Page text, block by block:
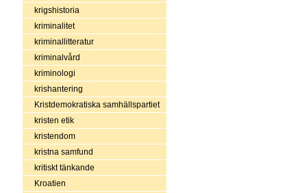
krigshistoria
kriminalitet
kriminallitteratur
kriminalvård
kriminologi
krishantering
Kristdemokratiska samhällspartiet
kristen etik
kristendom
kristna samfund
kritiskt tänkande
Kroatien